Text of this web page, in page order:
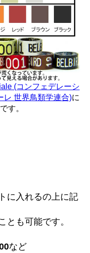
(コンフェデレーシ
レ 世界鳥類学連合)に
す。
に入れるの上に記
とも可能です。
など